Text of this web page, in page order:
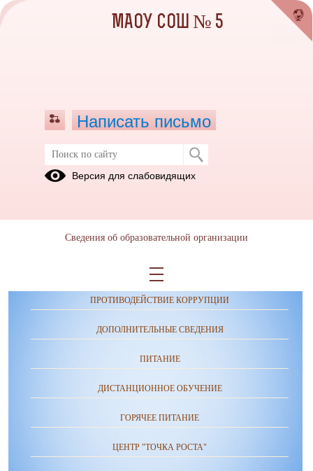
Публикации за 05.02.2025
ОБРАЩЕНИЯ ГРАЖДАН
ПРОТИВОДЕЙСТВИЕ КОРРУПЦИИ
ДОПОЛНИТЕЛЬНЫЕ СВЕДЕНИЯ
ПИТАНИЕ
ДИСТАНЦИОННОЕ ОБУЧЕНИЕ
ГОРЯЧЕЕ ПИТАНИЕ
ЦЕНТР "ТОЧКА РОСТА"
МАОУ СОШ № 5
Написать письмо
Версия для слабовидящих
Сведения об образовательной организации